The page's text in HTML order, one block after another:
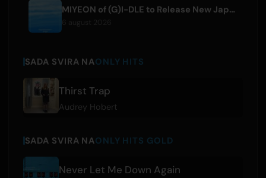
MIYEON of (G)I-DLE to Release New Japanese Digital Single 'RUN AWAY'
SADA SVIRA NAONLY HITS
Thirst Trap
Audrey Hobert
SADA SVIRA NAONLY HITS GOLD
Never Let Me Down Again